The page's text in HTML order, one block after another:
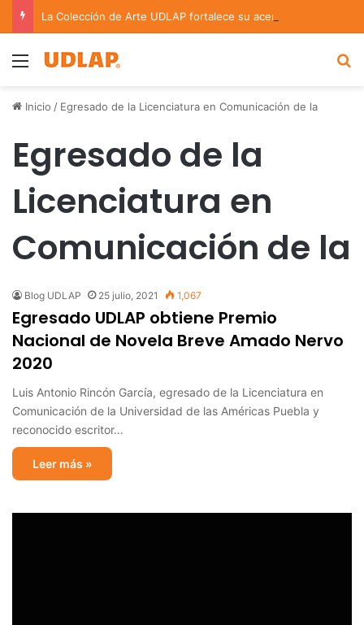
Menu
Inicio / Egresado de la Licenciatura en Comunicación de la
Egresado de la
Licenciatura en
Comunicación de la
Blog UDLAP 25 julio, 2021 1,067
Egresado UDLAP obtiene Premio
Nacional de Novela Breve Amado Nervo
2020
Luis Antonio Rincón García, egresado de la Licenciatura en
Comunicación de la Universidad de las Américas Puebla y
reconocido escritor…
Leer más »